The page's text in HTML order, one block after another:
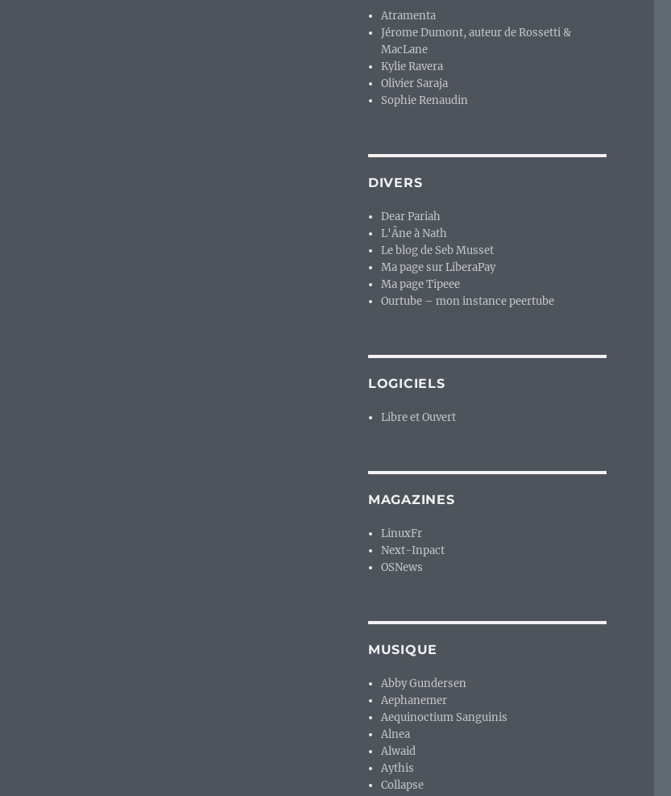
Atramenta
Jérome Dumont, auteur de Rossetti &
MacLane
Kylie Ravera
Olivier Saraja
Sophie Renaudin
DIVERS
Dear Pariah
L'Âne à Nath
Le blog de Seb Musset
Ma page sur LiberaPay
Ma page Tipeee
Ourtube – mon instance peertube
LOGICIELS
Libre et Ouvert
MAGAZINES
LinuxFr
Next-Inpact
OSNews
MUSIQUE
Abby Gundersen
Aephanemer
Aequinoctium Sanguinis
Alnea
Alwaid
Aythis
Collapse